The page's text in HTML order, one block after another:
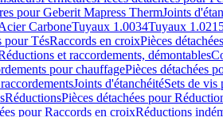
pour Geberit Mapress ThermJoints
CarboneTuyaux 1.0034Tuyaux
pour TésRaccords en croixPièces
et raccordements, démontables
pour chauffagePièces détachées
Joints d'étanchéitéSets de vis
RéductionsPièces détachées pour
pour Raccords en croixRéductions